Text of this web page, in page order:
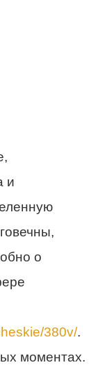
и
о
380v/.
моментах.